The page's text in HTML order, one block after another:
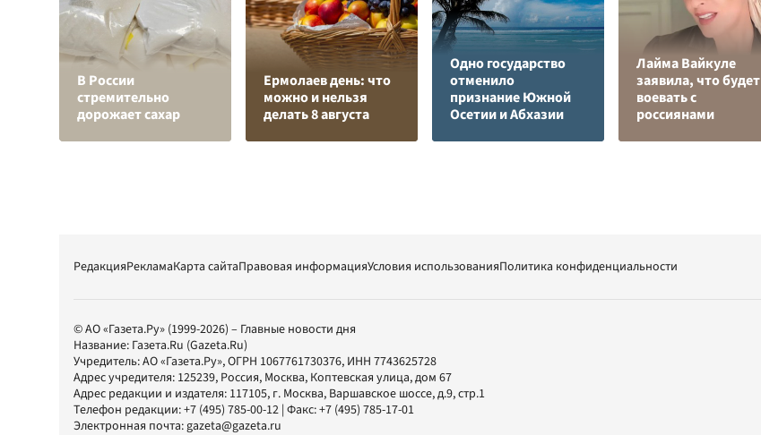
В России
стремительно
дорожает сахар
Ермолаев день: что
можно и нельзя
делать 8 августа
Одно государство
отменило
признание Южной
Осетии и Абхазии
Лайма Вайкуле
заявила, что будет
воевать с
россиянами
РедакцияРекламаКарта сайтаПравовая информацияУсловия использованияПолитика конфиденциальности
© АО «Газета.Ру» (1999-2026) – Главные новости дня
Название: Газета.Ru (Gazeta.Ru)
Учредитель:АО «Газета.Ру», ОГРН 1067761730376, ИНН 7743625728
Адрес учредителя: 125239, Россия, Москва, Коптевская улица, дом 67
Адрес редакции и издателя: 117105, г. Москва, Варшавское шоссе, д.9, стр.1
Телефон редакции:+7 (495) 785-00-12 | Факс:+7 (495) 785-17-01
Электронная почта:gazeta@gazeta.ru